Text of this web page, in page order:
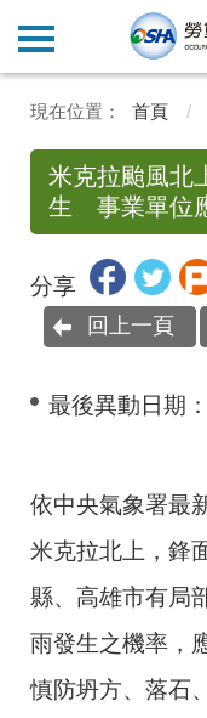
首頁
米克拉颱風北
生 事業單位
分享
回上一頁
最後異動日期：
依中央氣象署最
米克拉北上，鋒
縣、高雄市有局
雨發生之機率，
慎防坍方、落石